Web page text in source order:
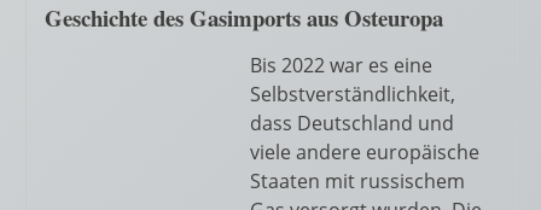
Geschichte des Gasimports aus Osteuropa
Bis 2022 war es eine
Selbstverständlichkeit,
dass Deutschland und
viele andere europäische
Staaten mit russischem